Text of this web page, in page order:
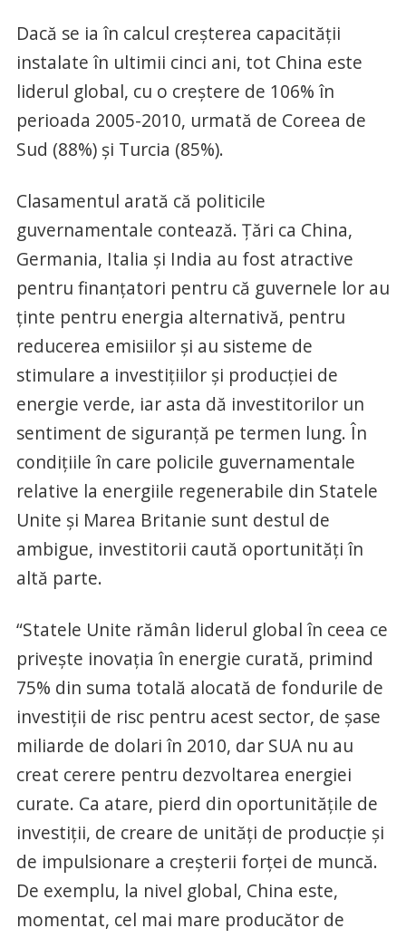
Dacă se ia în calcul creşterea capacităţii
instalate în ultimii cinci ani, tot China este
liderul global, cu o creştere de 106% în
perioada 2005-2010, urmată de Coreea de
Sud (88%) şi Turcia (85%).
Clasamentul arată că politicile
guvernamentale contează. Ţări ca China,
Germania, Italia şi India au fost atractive
pentru finanţatori pentru că guvernele lor au
ţinte pentru energia alternativă, pentru
reducerea emisiilor şi au sisteme de
stimulare a investiţiilor şi producţiei de
energie verde, iar asta dă investitorilor un
sentiment de siguranţă pe termen lung. În
condiţiile în care policile guvernamentale
relative la energiile regenerabile din Statele
Unite şi Marea Britanie sunt destul de
ambigue, investitorii caută oportunităţi în
altă parte.
“Statele Unite rămân liderul global în ceea ce
priveşte inovaţia în energie curată, primind
75% din suma totală alocată de fondurile de
investiţii de risc pentru acest sector, de şase
miliarde de dolari în 2010, dar SUA nu au
creat cerere pentru dezvoltarea energiei
curate. Ca atare, pierd din oportunităţile de
investiţii, de creare de unităţi de producţie şi
de impulsionare a creşterii forţei de muncă.
De exemplu, la nivel global, China este,
momentat, cel mai mare producător de